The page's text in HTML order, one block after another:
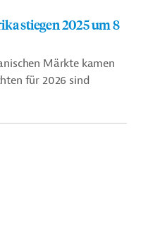
stiegen 2025 um 8
Märkte kamen
für 2026 sind